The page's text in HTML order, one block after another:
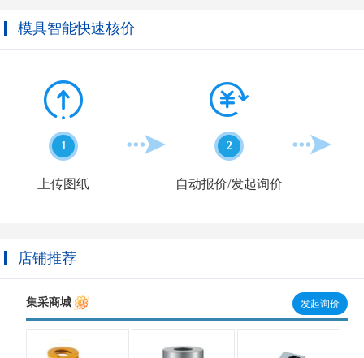
模具智能快速核价
1
上传图纸
2
自动报价/发起询价
店铺推荐
集采商城 发起询价